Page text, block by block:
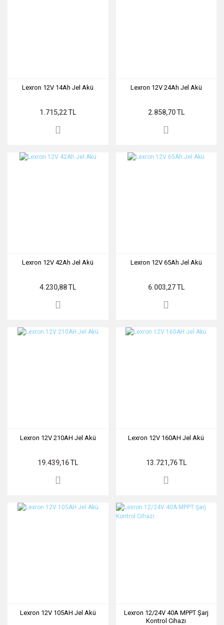
Lexron 12V 14Ah Jel Akü
1.715,22 TL
Lexron 12V 24Ah Jel Akü
2.858,70 TL
Lexron 12V 42Ah Jel Akü
4.230,88 TL
Lexron 12V 65Ah Jel Akü
6.003,27 TL
Lexron 12V 210AH Jel Akü
19.439,16 TL
Lexron 12V 160AH Jel Akü
13.721,76 TL
Lexron 12V 105AH Jel Akü
Lexron 12/24V 40A MPPT Şarj
Kontrol Cihazı